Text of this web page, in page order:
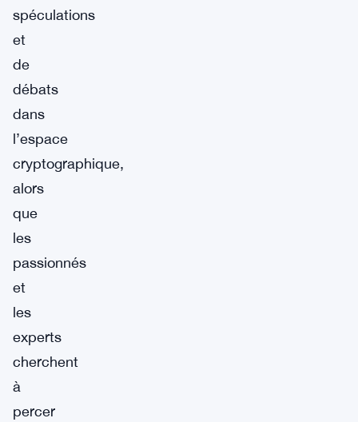
spéculations
et
de
débats
dans
l’espace
cryptographique,
alors
que
les
passionnés
et
les
experts
cherchent
à
percer